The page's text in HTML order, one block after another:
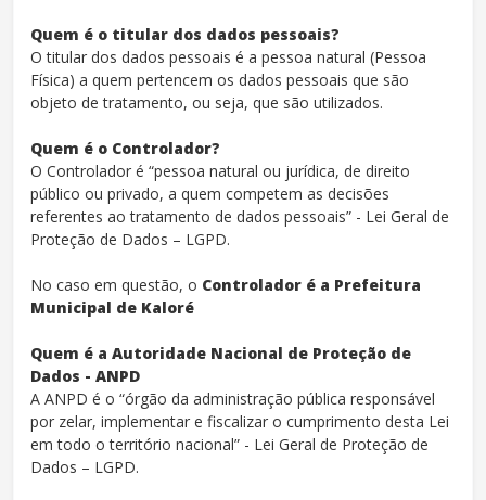
Quem é o titular dos dados pessoais?
O titular dos dados pessoais é a pessoa natural (Pessoa
Física) a quem pertencem os dados pessoais que são
objeto de tratamento, ou seja, que são utilizados.
Quem é o Controlador?
O Controlador é “pessoa natural ou jurídica, de direito
público ou privado, a quem competem as decisões
referentes ao tratamento de dados pessoais” - Lei Geral de
Proteção de Dados – LGPD.
No caso em questão, o Controlador é a Prefeitura
Municipal de Kaloré
Quem é a Autoridade Nacional de Proteção de
Dados - ANPD
A ANPD é o “órgão da administração pública responsável
por zelar, implementar e fiscalizar o cumprimento desta Lei
em todo o território nacional” - Lei Geral de Proteção de
Dados – LGPD.